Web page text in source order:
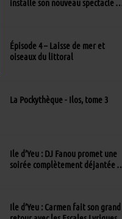
installe son nouveau spectacle à
Épisode 4 – Laisse de mer et
oiseaux du littoral
La Pockythèque - Ilos, tome 3
Ile d’Yeu : DJ Fanou promet une
soirée complètement déjantée à
Ile d’Yeu : Carmen fait son grand